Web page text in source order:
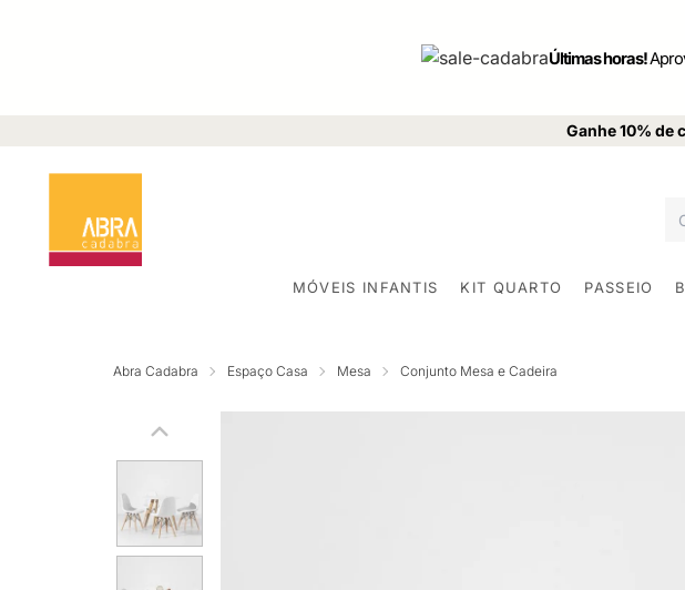
Últimas horas!
Ganhe 10% de
MÓVEIS INFANTIS KIT QUARTO PASSEIO
Abra Cadabra Espaço Casa Mesa Conjunto Mesa e Cadeira